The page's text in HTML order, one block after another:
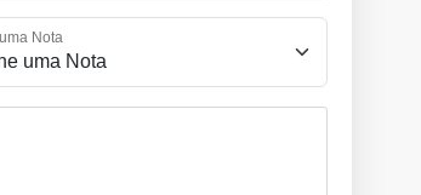
Nota